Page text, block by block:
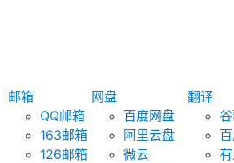
邮箱
QQ邮箱
163邮箱
126邮箱
网盘
百度网盘
阿里云盘
微云
翻译